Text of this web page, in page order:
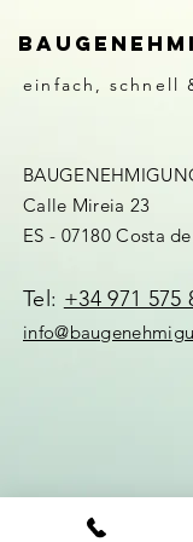
einfach, schnell
Calle Mireia 23
ES - 07180 Costa
Tel: +34 971 575